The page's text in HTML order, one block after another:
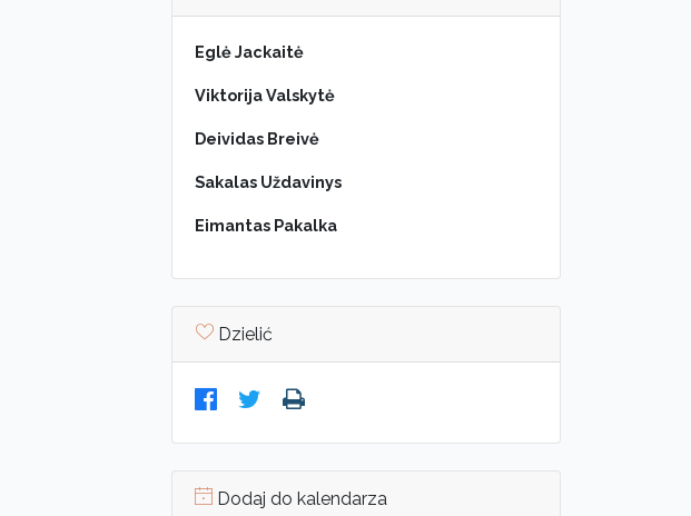
Eglė Jackaitė
Viktorija Valskytė
Deividas Breivė
Sakalas Uždavinys
Eimantas Pakalka
Dzielić
Dodaj do kalendarza